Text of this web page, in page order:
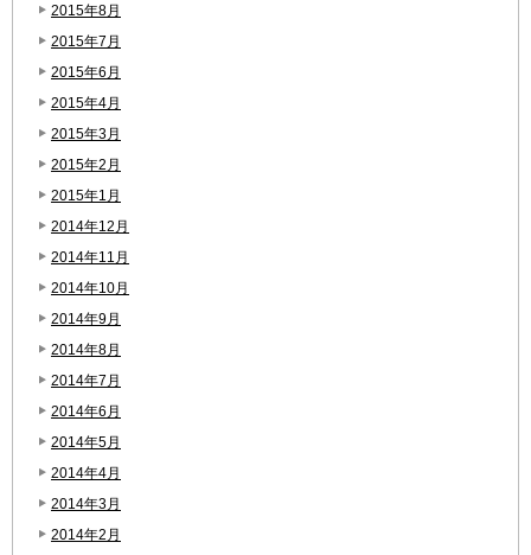
2015年8月
2015年7月
2015年6月
2015年4月
2015年3月
2015年2月
2015年1月
2014年12月
2014年11月
2014年10月
2014年9月
2014年8月
2014年7月
2014年6月
2014年5月
2014年4月
2014年3月
2014年2月